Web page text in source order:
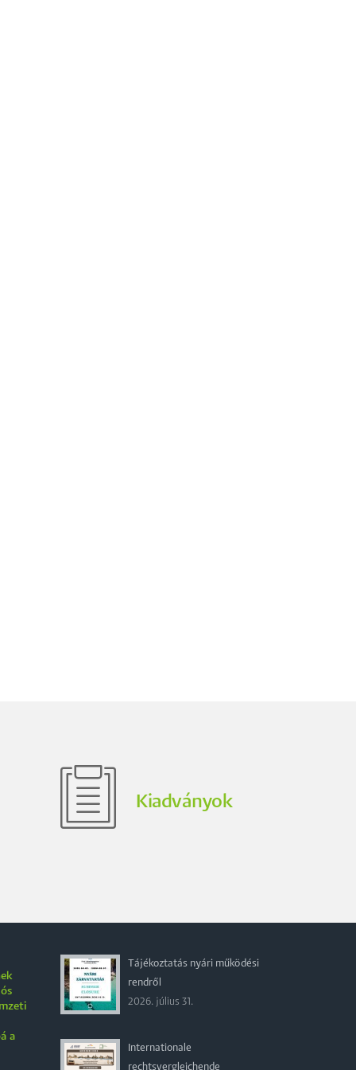
Kiadványok
a
Tájékoztatás nyári működési
rendről
2026. július 31.
Internationale
rechtsvergleichende